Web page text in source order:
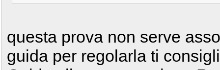
questa prova non serve
guida per regolarla ti